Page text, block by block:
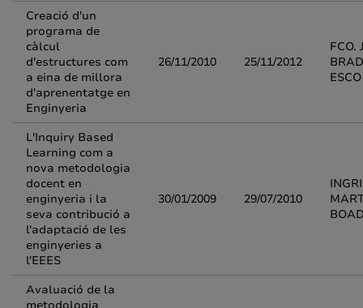
Creació d'un
programa de
càlcul
d'estructures com
a eina de millora
d'aprenentatge en
Enginyeria
26/11/2010 25/11/2012
FCO.
ESCO
L'Inquiry Based
Learning com a
nova metodologia
docent en
enginyeria i la
seva contribució a
l'adaptació de les
enginyeries a
l'EEES
30/01/2009 29/07/2010
Avaluació de la